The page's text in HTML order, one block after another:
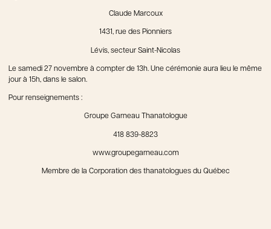
Claude Marcoux
1431, rue des Pionniers
Lévis, secteur Saint-Nicolas
Le samedi 27 novembre à compter de 13h. Une cérémonie aura lieu le même
jour à 15h, dans le salon.
Pour renseignements :
Groupe Garneau Thanatologue
418 839-8823
www.groupegarneau.com
Membre de la Corporation des thanatologues du Québec